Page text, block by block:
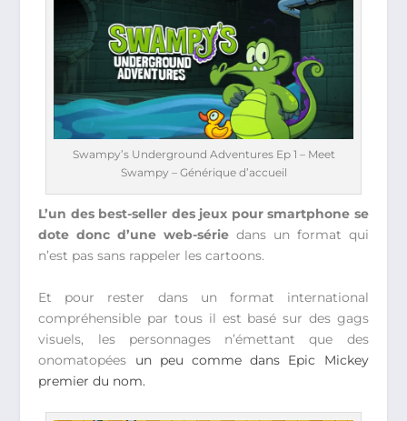
Swampy’s Underground Adventures Ep 1 – Meet
Swampy – Générique d’accueil
L’un des best-seller des jeux pour smartphone se
dote donc d’une web-série dans un format qui
n’est pas sans rappeler les cartoons.
Et pour rester dans un format international
compréhensible par tous il est basé sur des gags
visuels, les personnages n’émettant que des
onomatopées un peu comme dans Epic Mickey
premier du nom.